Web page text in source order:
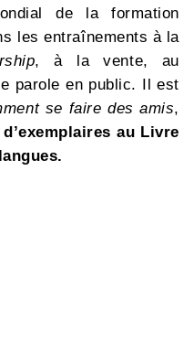
de la formation
les entraînements à la
, à la vente, au
parole en public. Il est
se faire des amis,
au Livre